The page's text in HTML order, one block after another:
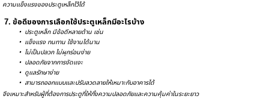
ความแข็งแรงของประตูเหล็กไว้ได้
7. ข้อดีของการเลือกใช้ประตูเหล็กมีอะไรบ้าง
         •  ประตูเหล็ก มีข้อดีหลายด้าน เช่น
         •  แข็งแรง ทนทาน ใช้งานได้นาน
         •  ไม่เป็นปลวก ไม่ผุกร่อนง่าย
         •  ปลอดภัยจากการงัดแงะ
         •  ดูแลรักษาง่าย
         •  สามารถออกแบบและปรับลวดลายให้เหมาะกับอาคารได้
จึงเหมาะสำหรับผู้ที่ต้องการประตูที่ให้ทั้งความปลอดภัยและความคุ้มค่าในระยะยาว